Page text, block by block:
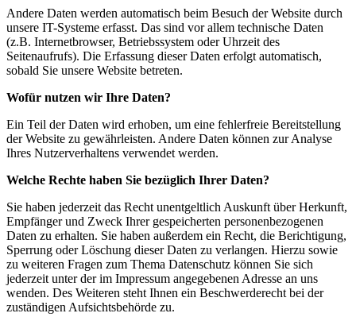
Andere Daten werden automatisch beim Besuch der Website durch
unsere IT-Systeme erfasst. Das sind vor allem technische Daten
(z.B. Internetbrowser, Betriebssystem oder Uhrzeit des
Seitenaufrufs). Die Erfassung dieser Daten erfolgt automatisch,
sobald Sie unsere Website betreten.
Wofür nutzen wir Ihre Daten?
Ein Teil der Daten wird erhoben, um eine fehlerfreie Bereitstellung
der Website zu gewährleisten. Andere Daten können zur Analyse
Ihres Nutzerverhaltens verwendet werden.
Welche Rechte haben Sie bezüglich Ihrer Daten?
Sie haben jederzeit das Recht unentgeltlich Auskunft über Herkunft,
Empfänger und Zweck Ihrer gespeicherten personenbezogenen
Daten zu erhalten. Sie haben außerdem ein Recht, die Berichtigung,
Sperrung oder Löschung dieser Daten zu verlangen. Hierzu sowie
zu weiteren Fragen zum Thema Datenschutz können Sie sich
jederzeit unter der im Impressum angegebenen Adresse an uns
wenden. Des Weiteren steht Ihnen ein Beschwerderecht bei der
zuständigen Aufsichtsbehörde zu.